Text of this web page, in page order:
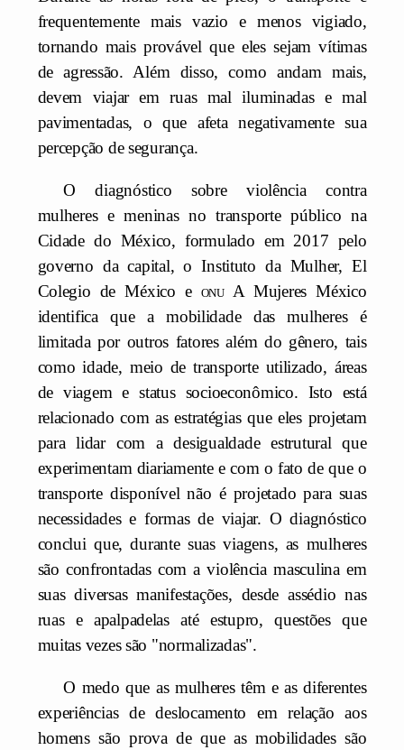
frequentemente mais vazio e menos vigiado,
tornando mais provável que eles sejam vítimas
de agressão. Além disso, como andam mais,
devem viajar em ruas mal iluminadas e mal
pavimentadas, o que afeta negativamente sua
percepção de segurança.
O diagnóstico sobre violência contra
mulheres e meninas no transporte público na
Cidade do México, formulado em 2017 pelo
governo da capital, o Instituto da Mulher, El
Colegio de México e onuA Mujeres México
identifica que a mobilidade das mulheres é
limitada por outros fatores além do gênero, tais
como idade, meio de transporte utilizado, áreas
de viagem e status socioeconômico. Isto está
relacionado com as estratégias que eles projetam
para lidar com a desigualdade estrutural que
experimentam diariamente e com o fato de que o
transporte disponível não é projetado para suas
necessidades e formas de viajar. O diagnóstico
conclui que, durante suas viagens, as mulheres
são confrontadas com a violência masculina em
suas diversas manifestações, desde assédio nas
ruas e apalpadelas até estupro, questões que
muitas vezes são "normalizadas".
O medo que as mulheres têm e as diferentes
experiências de deslocamento em relação aos
homens são prova de que as mobilidades são